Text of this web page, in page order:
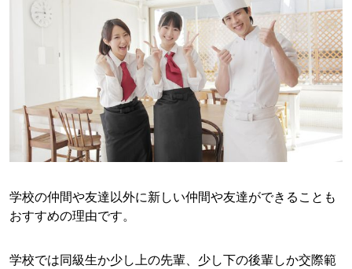
学校の仲間や友達以外に新しい仲間や友達ができることも
おすすめの理由です。
学校では同級生か少し上の先輩、少し下の後輩しか交際範